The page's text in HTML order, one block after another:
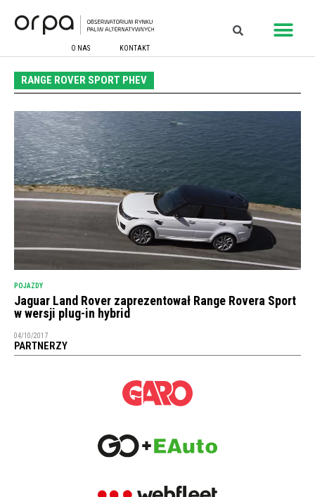
O NAS KONTAKT
RANGE ROVER SPORT PHEV
POJAZDY
Jaguar Land Rover zaprezentował Range Rovera Sport
w wersji plug-in hybrid
04/10/2017
PARTNERZY